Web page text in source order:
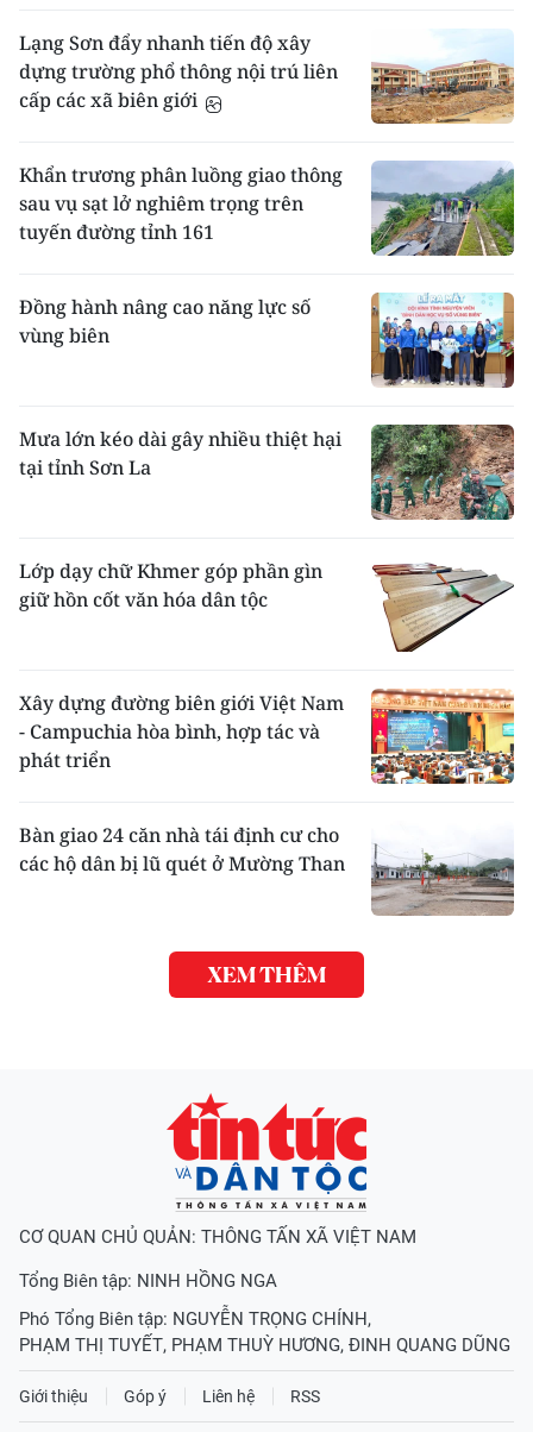
Lạng Sơn đẩy nhanh tiến độ xây
dựng trường phổ thông nội trú liên
cấp các xã biên giới
Khẩn trương phân luồng giao thông
sau vụ sạt lở nghiêm trọng trên
tuyến đường tỉnh 161
Đồng hành nâng cao năng lực số
vùng biên
Mưa lớn kéo dài gây nhiều thiệt hại
tại tỉnh Sơn La
Lớp dạy chữ Khmer góp phần gìn
giữ hồn cốt văn hóa dân tộc
Xây dựng đường biên giới Việt Nam
- Campuchia hòa bình, hợp tác và
phát triển
Bàn giao 24 căn nhà tái định cư cho
các hộ dân bị lũ quét ở Mường Than
XEM THÊM
CƠ QUAN CHỦ QUẢN: THÔNG TẤN XÃ VIỆT NAM
Tổng Biên tập: NINH HỒNG NGA
Phó Tổng Biên tập: NGUYỄN TRỌNG CHÍNH,
PHẠM THỊ TUYẾT, PHẠM THUỲ HƯƠNG, ĐINH QUANG DŨNG
Giới thiệu Góp ý Liên hệ RSS